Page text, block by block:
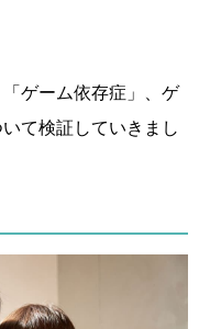
ゲーム依存症」、ゲ
て検証していきまし